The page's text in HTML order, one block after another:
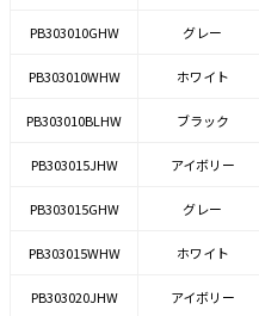
PB303010GHW グレー
PB303010WHW ホワイト
PB303010BLHW ブラック
PB303015JHW アイボリー
PB303015GHW グレー
PB303015WHW ホワイト
PB303020JHW アイボリー